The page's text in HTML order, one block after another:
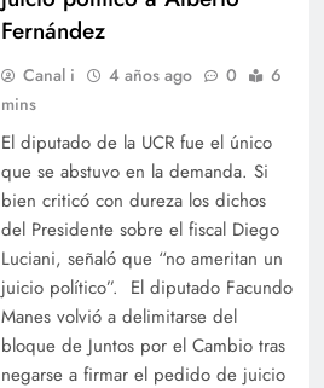
Fernández
Canal i 4 años ago 0
6
mins
El diputado de la UCR fue el único
que se abstuvo en la demanda. Si
bien criticó con dureza los dichos
del Presidente sobre el fiscal Diego
Luciani, señaló que “no ameritan un
juicio político”. El diputado Facundo
Manes volvió a delimitarse del
bloque de Juntos por el Cambio tras
negarse a firmar el pedido de juicio